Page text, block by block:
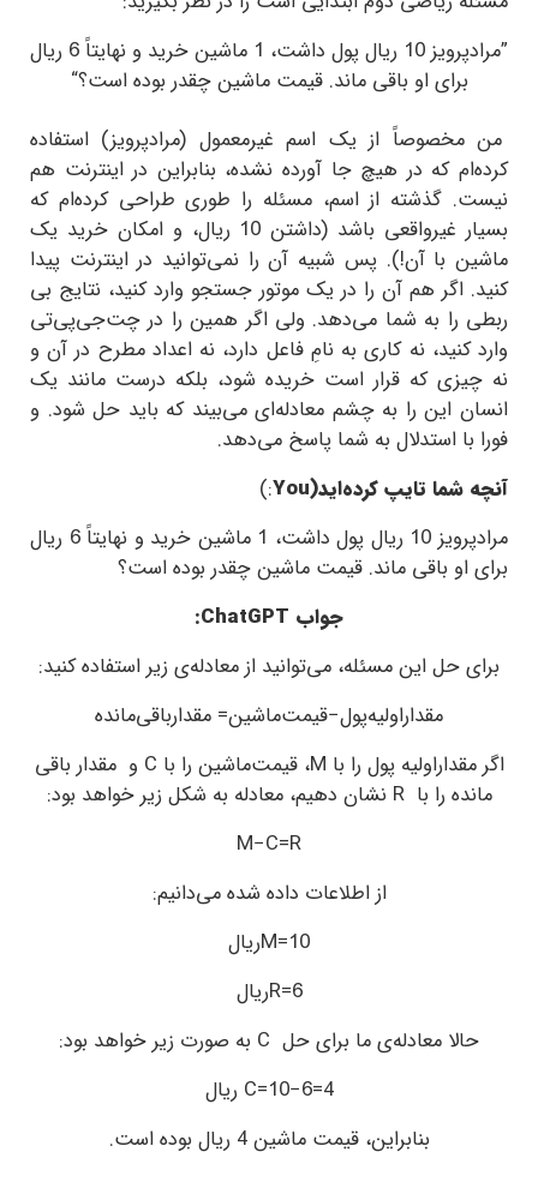
”مرادپرویز 10 ریال پول داشت، 1 ماشین خرید و نهایتاً 6 ریال
برای او باقی ماند. قیمت ماشین چقدر بوده است؟“
من مخصوصاً از یک اسم غیرمعمول (مرادپرویز) استفاده
کرده‌ام که در هیچ جا آورده نشده، بنابراین در اینترنت هم
نیست. گذشته از اسم، مسئله را طوری طراحی کرده‌ام که
بسیار غیرواقعی باشد (داشتن 10 ریال، و امکان خرید یک
ماشین با آن!). پس شبیه آن را نمی‌توانید در اینترنت پیدا
کنید. اگر هم آن را در یک موتور جستجو وارد کنید، نتایج بی
ربطی را به شما می‌دهد. ولی اگر همین را در چت‌جی‌پی‌تی
وارد کنید، نه کاری به نامِ فاعل دارد، نه اعداد مطرح در آن و
نه چیزی که قرار است خریده شود، بلکه درست مانند یک
انسان این را به چشم معادله‌ای می‌بیند که باید حل شود. و
فورا با استدلال به شما پاسخ می‌دهد.
آنچه شما تایپ کرده‌ایدYou)
:
)
مرادپرویز 10 ریال پول داشت، 1 ماشین خرید و نهایتاً 6 ریال
برای او باقی ماند. قیمت ماشین چقدر بوده است؟
جواب ChatGPT
:
برای حل این مسئله، می‌توانید از معادله‌ی زیر استفاده کنید:
مقداراولیه‌پول−قیمت‌ماشین= مقدارباقی‌مانده
اگر مقداراولیه پول را با M، قیمت‌ماشین‌ را با C و مقدار باقی
‌مانده را با R نشان دهیم، معادله به شکل زیر خواهد بود:
M−C=R
از اطلاعات داده شده می‌دانیم:
M=10ریال
R=6ریال
حالا معادله‌ی ما برای حل C به صورت زیر خواهد بود:
C=10−6=4 ریال
بنابراین، قیمت ماشین 4 ریال بوده است
.